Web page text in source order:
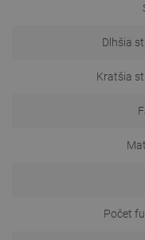
Dlhšia
Kratšia
Počet